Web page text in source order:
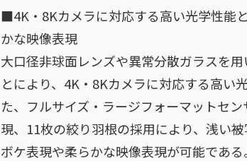
■4K・8Kカメラに対応する高い光学性能
かな映像表現
大口径非球面レンズや異常分散ガラスを
とにより、4K・8Kカメラに対応する高い
た、フルサイズ・ラージフォーマットセ
現、11枚の絞り羽根の採用により、浅い
ボケ表現や柔らかな映像表現が可能であ